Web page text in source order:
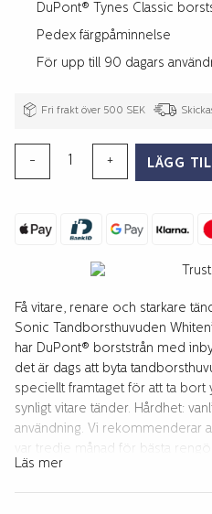
DuPont® Tynes Classic
Pedex färgpåminnelse
För upp till 90 dagars
Fri frakt över 500 SEK
-
Tandborsthuvuden
4-
+ LÄGG
Få vitare, renare och starkare
Sonic Tandborsthuvuden
har DuPont® borststrån med
det är dags att byta
speciellt framtaget för att ta bort
synligt vitare tänder. Hårdhet:
användning. Vi rekommenderar
var tredje månad för bästa
emaljen.
Läs mer